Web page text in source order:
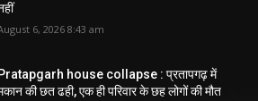
6, 2026 8:43 am
Pratapgarh house collapse : प्रतापगढ़ में
की छत ढही, एक ही परिवार के छह लोगों की मौत